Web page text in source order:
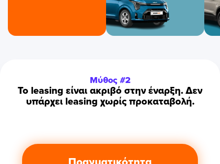
Μύθος #2
To leasing είναι ακριβό στην έναρξη. Δεν
υπάρχει leasing χωρίς προκαταβολή.